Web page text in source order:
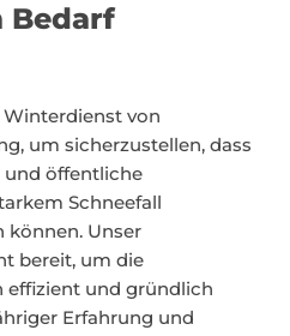
Bedarf
Winterdienst von
um sicherzustellen, dass
und öffentliche
Schneefall
können. Unser
bereit, um die
effizient und gründlich
Erfahrung und